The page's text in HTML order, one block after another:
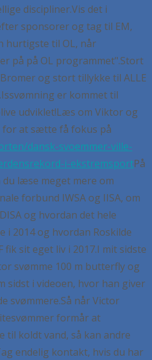
discipliner.Vis det i
sponsorer og tag til EM,
hurtigste til OL, når
på på OL programmet".Stort
og stort tillykke til ALLE
Issvømning er kommet til
udviklet!Læs om Viktor og
at sætte få fokus på
dansk-svoemmer-ville-
i-ekstremsportPå
du læse meget mere om
forbund IWSA og IISA, om
og hvordan det hele
i 2014 og hvordan Roskilde
fik sit eget liv i 2017.I mit sidste
svømme 100 m butterfly og
sidst i videoen, hvor han giver
svømmere.Så når Victor
formår at
koldt vand, så kan andre
endelig kontakt, hvis du har